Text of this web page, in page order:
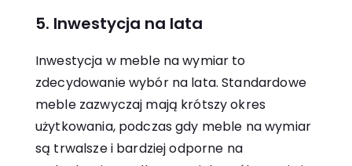
5. Inwestycja na lata
Inwestycja w meble na wymiar to
zdecydowanie wybór na lata. Standardowe
meble zazwyczaj mają krótszy okres
użytkowania, podczas gdy meble na wymiar
są trwalsze i bardziej odporne na